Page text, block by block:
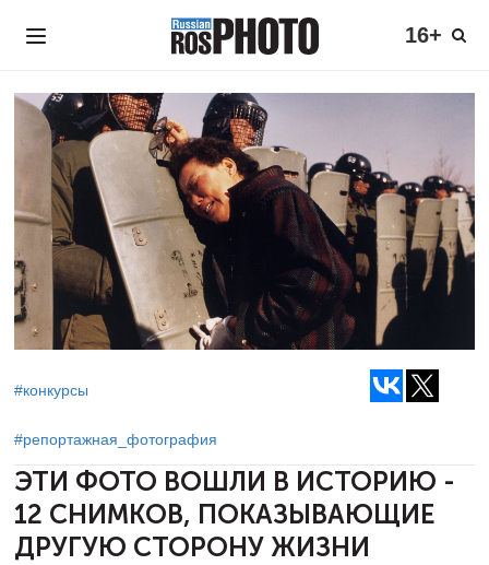
16+
#конкурсы
#репортажная_фотография
ЭТИ ФОТО ВОШЛИ В ИСТОРИЮ -
12 СНИМКОВ, ПОКАЗЫВАЮЩИЕ
ДРУГУЮ СТОРОНУ ЖИЗНИ